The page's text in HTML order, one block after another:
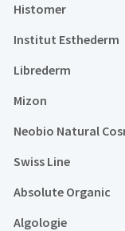
Histomer
Institut Esthederm
Librederm
Mizon
Neobio Natural
Swiss Line
Absolute Organic
Algologie